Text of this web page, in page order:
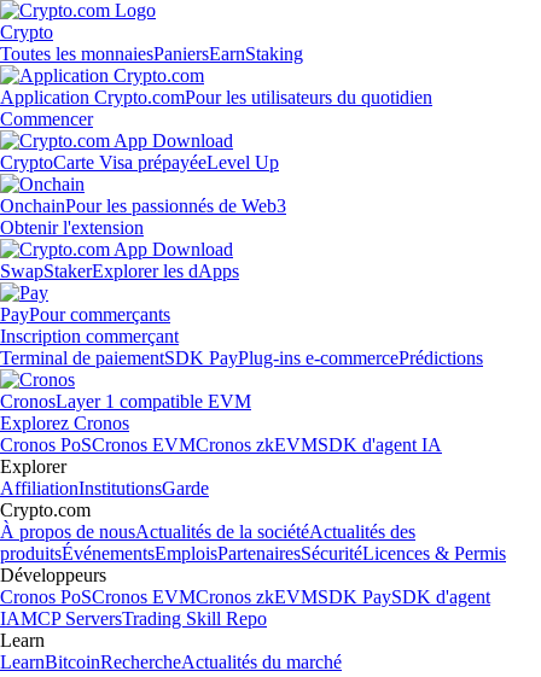
Crypto
Toutes les monnaiesPaniersEarnStaking
Application Crypto.comPour les utilisateurs du quotidien
Commencer
CryptoCarte Visa prépayéeLevel Up
OnchainPour les passionnés de Web3
Obtenir l'extension
SwapStakerExplorer les dApps
PayPour commerçants
Inscription commerçant
Terminal de paiementSDK PayPlug-ins e-commercePrédictions
CronosLayer 1 compatible EVM
Explorez Cronos
Cronos PoSCronos EVMCronos zkEVMSDK d'agent IA
Explorer
AffiliationInstitutionsGarde
Crypto.com
À propos de nousActualités de la sociétéActualités des
produitsÉvénementsEmploisPartenairesSécuritéLicences & Permis
Développeurs
Cronos PoSCronos EVMCronos zkEVMSDK PaySDK d'agent
IAMCP ServersTrading Skill Repo
Learn
LearnBitcoinRechercheActualités du marché